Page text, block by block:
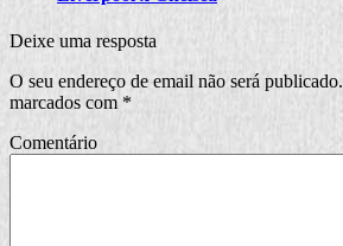
Deixe uma resposta
O seu endereço de email não será publicado.
marcados com *
Comentário